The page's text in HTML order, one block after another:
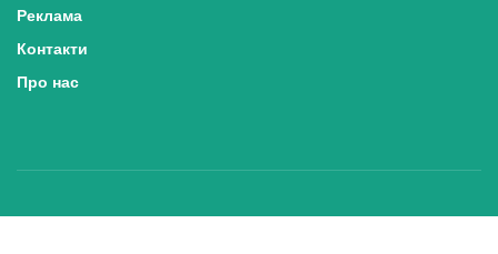
Реклама
Контакти
Про нас
Політика конфіденційності та захисту персональних даних